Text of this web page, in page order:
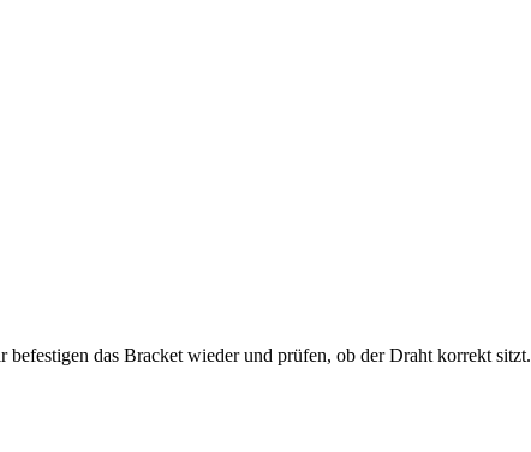
das Bracket wieder und prüfen, ob der Draht korrekt sitzt.